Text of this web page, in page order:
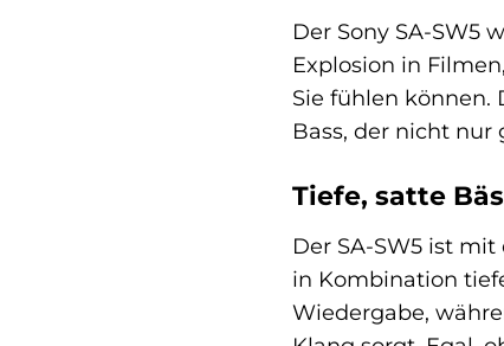
Der Sony SA-SW5
Explosion in
Sie fühlen können.
Bass, der nicht nur
Tiefe, satte
Der SA-SW5 ist
in Kombination
Wiedergabe,